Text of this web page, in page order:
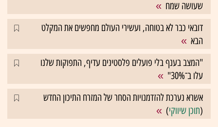
שעושה שמח
דובאי כבר לא בטוחה, ועשירי העולם מחפשים את המקלט
הבא
"המצב בענף בלי פועלים פלסטינים עדיף, התפוקות שלנו
עלו ב־30%"
אשרא נערכת להזדמנויות הסחר של המזרח התיכון החדש
(תוכן שיווקי)